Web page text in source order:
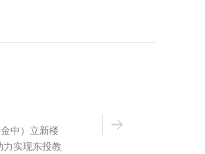
中）立新楼
实现东投教